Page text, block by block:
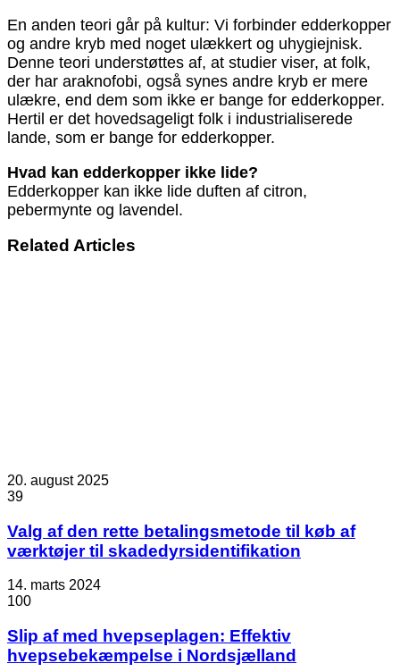
En anden teori går på kultur: Vi forbinder edderkopper
og andre kryb med noget ulækkert og uhygiejnisk.
Denne teori understøttes af, at studier viser, at folk,
der har araknofobi, også synes andre kryb er mere
ulækre, end dem som ikke er bange for edderkopper.
Hertil er det hovedsageligt folk i industrialiserede
lande, som er bange for edderkopper.
Hvad kan edderkopper ikke lide?
Edderkopper kan ikke lide duften af citron,
pebermynte og lavendel.
Related Articles
20. august 2025
39
Valg af den rette betalingsmetode til køb af
værktøjer til skadedyrsidentifikation
14. marts 2024
100
Slip af med hvepseplagen: Effektiv
hvepsebekæmpelse i Nordsjælland